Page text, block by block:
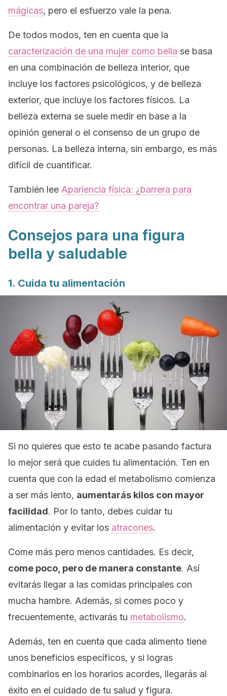
mágicas, pero el esfuerzo vale la pena.
De todos modos, ten en cuenta que la
caracterización de una mujer como bella se basa
en una combinación de belleza interior, que
incluye los factores psicológicos, y de belleza
exterior, que incluye los factores físicos. La
belleza externa se suele medir en base a la
opinión general o el consenso de un grupo de
personas. La belleza interna, sin embargo, es más
difícil de cuantificar.
También lee Apariencia física: ¿barrera para
encontrar una pareja?
Consejos para una figura
bella y saludable
1. Cuida tu alimentación
Si no quieres que esto te acabe pasando factura
lo mejor será que cuides tu alimentación. Ten en
cuenta que con la edad el metabolismo comienza
a ser más lento, aumentarás kilos con mayor
facilidad. Por lo tanto, debes cuidar tu
alimentación y evitar los atracones.
Come más pero menos cantidades. Es decir,
come poco, pero de manera constante. Así
evitarás llegar a las comidas principales con
mucha hambre. Además, si comes poco y
frecuentemente, activarás tu metabolismo.
Además, ten en cuenta que cada alimento tiene
unos beneficios específicos, y si logras
combinarlos en los horarios acordes, llegarás al
éxito en el cuidado de tu salud y figura.